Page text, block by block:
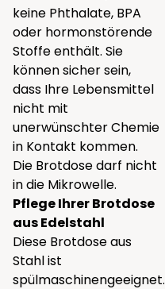
keine Phthalate, BPA
oder hormonstörende
Stoffe enthält. Sie
können sicher sein,
dass Ihre Lebensmittel
nicht mit
unerwünschter Chemie
in Kontakt kommen.
Die Brotdose darf nicht
in die Mikrowelle.
Pflege Ihrer Brotdose
aus Edelstahl
Diese Brotdose aus
Stahl ist
spülmaschinengeeignet.